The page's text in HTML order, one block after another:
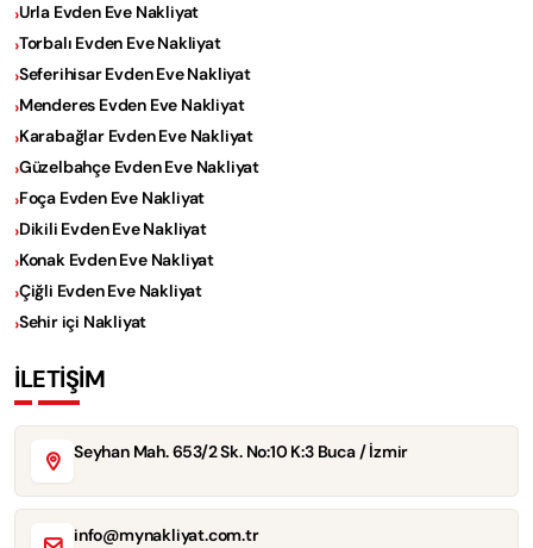
Urla Evden Eve Nakliyat
Torbalı Evden Eve Nakliyat
Seferihisar Evden Eve Nakliyat
Menderes Evden Eve Nakliyat
Karabağlar Evden Eve Nakliyat
Güzelbahçe Evden Eve Nakliyat
Foça Evden Eve Nakliyat
Dikili Evden Eve Nakliyat
Konak Evden Eve Nakliyat
Çiğli Evden Eve Nakliyat
Sehir içi Nakliyat
İLETİŞİM
Seyhan Mah. 653/2 Sk. No:10 K:3 Buca / İzmir
info@mynakliyat.com.tr